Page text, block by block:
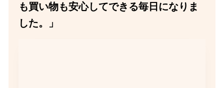
も買い物も安心してできる毎日になりま
した。」